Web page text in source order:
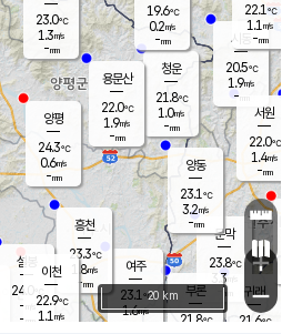
문막
23.8℃
3.3m/s
mm
부론
21.8℃
청운
21.8℃
1.0m/s
-mm
19.6℃
0.2m/s
-mm
여주
23.1℃
1.6m/s
양동
23.1℃
3.2m/s
-mm
23.0℃
1.3m/s
-mm
흥천
23.3℃
1.8m/s
-mm
설봉
24.0
-m/s
- mm
시동
20.5℃
1.9m/s
- mm
귀래
21.6℃
서원
22.0℃
1.4m/s
-mm
용문산
22.0℃
1.9m/s
-mm
22.1℃
1.1 m/s
-mm
이천
22.9℃
1.1 m/s
양평
24.3℃
0.6m/s
-mm
+
−
20 km